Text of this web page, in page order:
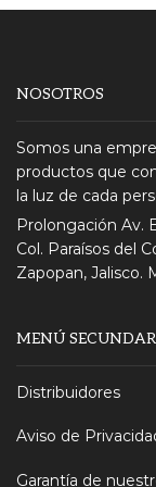
NOSOTROS
Somos una
productos que
la luz de cada
Prolongación Av.
Col. Paraísos del
Zapopan, Jalisco.
MENÚ
Distribuidores
Aviso de
Garantía de